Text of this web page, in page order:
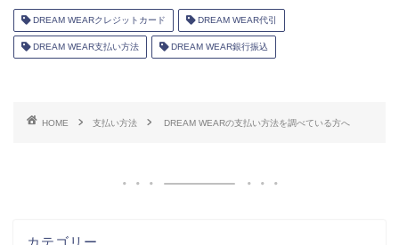
DREAM WEARクレジットカード DREAM WEAR代引
DREAM WEAR支払い方法 DREAM WEAR銀行振込
HOME 支払い方法 DREAM WEARの支払い方法を調べている方へ